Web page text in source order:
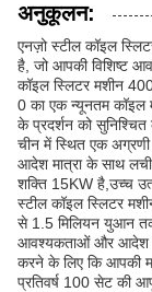
अनुकूलन:
एनज़ो स्टील कॉइल
है, जो आपकी विशिष्ट
कॉइल स्लिटर मशीन
0 का एक न्यूनतम कॉइल
के प्रदर्शन को सुनिश्चित
चीन में स्थित एक अग्रणी
आदेश मात्रा के साथ
शक्ति 15KW है,उच्च
स्टील कॉइल स्लिटर
से 1.5 मिलियन युआन
आवश्यकताओं और आदेश
करने के लिए कि आपकी
प्रतिवर्ष 100 सेट की